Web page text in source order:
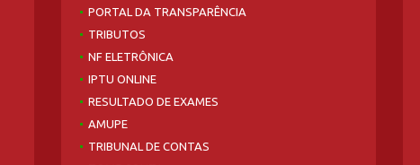
PORTAL DA TRANSPARÊNCIA
TRIBUTOS
NF ELETRÔNICA
IPTU ONLINE
RESULTADO DE EXAMES
AMUPE
TRIBUNAL DE CONTAS